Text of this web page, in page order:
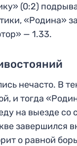
(0:2)
«Родина»
— 1.33.
нечасто. В
и тогда
на выезде со
завершился
о равной